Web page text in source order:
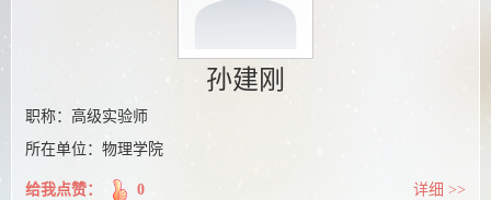
孙建刚
职称：高级实验师
所在单位：物理学院
给我点赞： 0 详细 >>